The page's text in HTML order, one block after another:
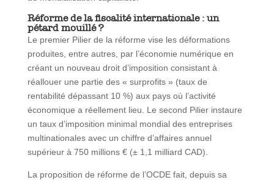
Réforme de la fiscalité internationale : un
pétard mouillé ?
Le premier Pilier de la réforme vise les déformations
produites, entre autres, par l’économie numérique en
créant un nouveau droit d’imposition consistant à
réallouer une partie des « surprofits » (taux de
rentabilité dépassant 10 %) aux pays où l’activité
économique a réellement lieu. Le second Pilier instaure
un taux d’imposition minimal mondial des entreprises
multinationales avec un chiffre d’affaires annuel
supérieur à 750 millions € (± 1,1 milliard CAD).
La proposition de réforme de l’OCDE fait, depuis sa